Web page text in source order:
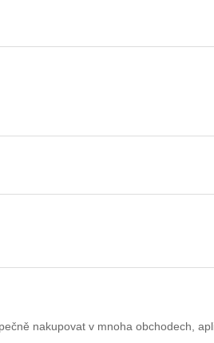
nakupovat v mnoha obchodech,